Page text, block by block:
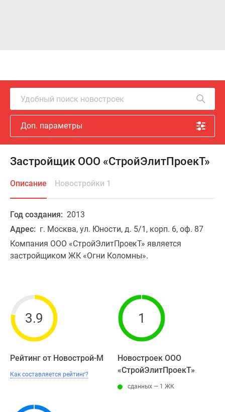
Удобный поиск новостроек
Доп. параметры
Застройщик ООО «СтройЭлитПроекТ»
Описание Новостройки 1
Год создания: 2013
Адрес: г. Москва, ул. Юности, д. 5/1, корп. 6, оф. 87
Компания ООО «СтройЭлитПроекТ» является
застройщиком ЖК «Огни Коломны».
3.9
Рейтинг от Новострой-М
Как составляется рейтинг?
1
Новостроек ООО
«СтройЭлитПроекТ»
сданных — 1 ЖК